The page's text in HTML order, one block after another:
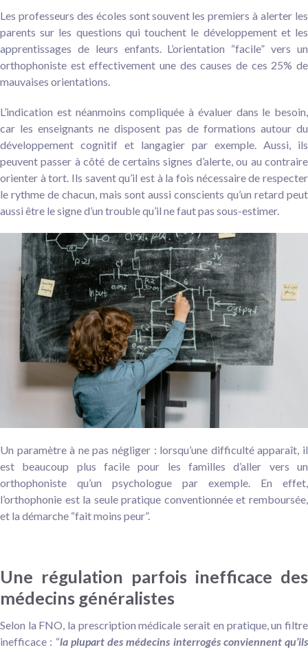
Les professeurs des écoles sont souvent les premiers à alerter les
parents sur les questions qui touchent le développement et les
apprentissages de leurs enfants. L’orientation “facile” vers un
orthophoniste est effectivement une des causes de ces 25% de
mauvaises orientations.
L’indication est néanmoins compliquée à évaluer dans le besoin,
car les enseignants ne disposent pas de formations autour du
développement cognitif et langagier par exemple. Aussi, ils
peuvent passer à côté de certains signes d’alerte, ou au contraire
orienter à tort. Ils savent qu’il est à la fois nécessaire de respecter
le rythme de chacun, mais sont aussi conscients qu’un retard peut
aussi être le signe d’un trouble qu’il ne faut pas sous-estimer.
Un paramètre à ne pas négliger : lorsqu’une difficulté apparaît, il
est beaucoup plus facile pour les familles d’aller vers un
orthophoniste qu’un psychologue par exemple. En effet,
l’orthophonie est la seule pratique conventionnée et remboursée,
et la démarche “fait moins peur”.
Une régulation parfois inefficace des
médecins généralistes
Selon la FNO, la prescription médicale serait en pratique, un filtre
inefficace : “la plupart des médecins interrogés conviennent qu’ils